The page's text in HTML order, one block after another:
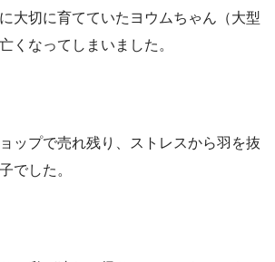
大切に育てていたヨウムちゃん（大型
くなってしまいました。
ップで売れ残り、ストレスから羽を抜
でした。